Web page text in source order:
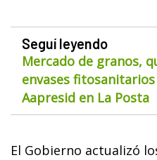
Seguí leyendo
Mercado de granos,
envases
Aapresid en La Posta
El Gobierno actualizó